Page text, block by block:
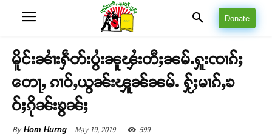
Donate
မိူင်းၼၢႆးႁဵတ်းပွႆးၼူၾႆးတီႈၼမ်ႉႁူးၸၢၵ်ႈ
တေႃႇ ၵၢဝ်ႇယွၼ်းၾူၼ်ၼမ်ႉ ႁႂ်ႈမၢၵ်ႇၶ
ဝ်ႈၵိုၼ်းၶွၼ်ႈ
By Hom Hurng May 19, 2019 599